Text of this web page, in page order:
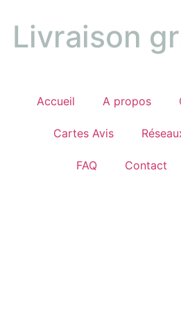
Livraison
Accueil A propos
Cartes Avis
FAQ Contact